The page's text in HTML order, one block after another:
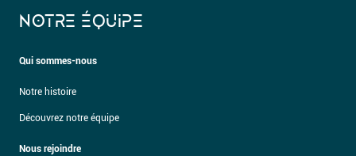
NOTRE ÉQUIPE
Qui sommes-nous
Notre histoire
Découvrez notre équipe
Nous rejoindre